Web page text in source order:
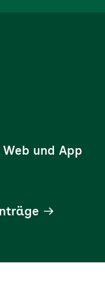
Web und App